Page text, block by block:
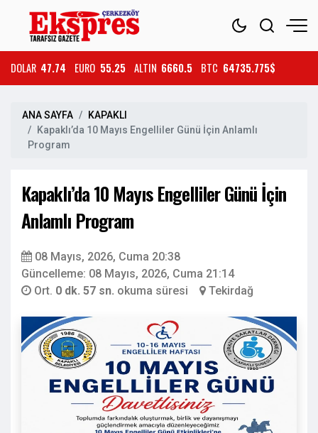
DOLAR 47.74 EURO 55.25 ALTIN 6660.5 BTC 64735.775$
ANA SAYFA
KAPAKLI
Kapaklı’da 10 Mayıs Engelliler Günü İçin Anlamlı
Program
Kapaklı’da 10 Mayıs Engelliler Günü İçin
Anlamlı Program
08 Mayıs, 2026, Cuma 20:38
Güncelleme: 08 Mayıs, 2026, Cuma 21:14
Ort. 0 dk. 57 sn. okuma süresi Tekirdağ